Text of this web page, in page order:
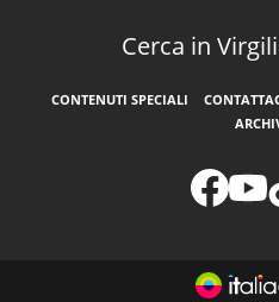
Cerca in
CONTENUTI SPECIALI